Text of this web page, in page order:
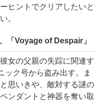
ヒントでクリアしたいと
。
「Voyage of Despair」
女の父親の失踪に関連す
ック号から盗み出す。ま
思いきや、敵対する謎の
ンダントと神器を奪い取